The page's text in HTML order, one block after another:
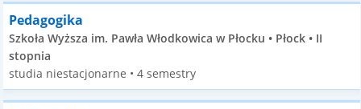
Pedagogika
Szkoła Wyższa im. Pawła Włodkowica w Płocku • Płock • II
stopnia
studia niestacjonarne • 4 semestry